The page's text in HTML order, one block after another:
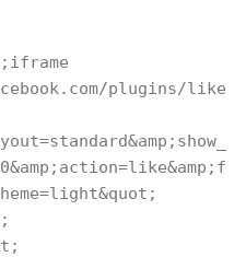
plugins/like